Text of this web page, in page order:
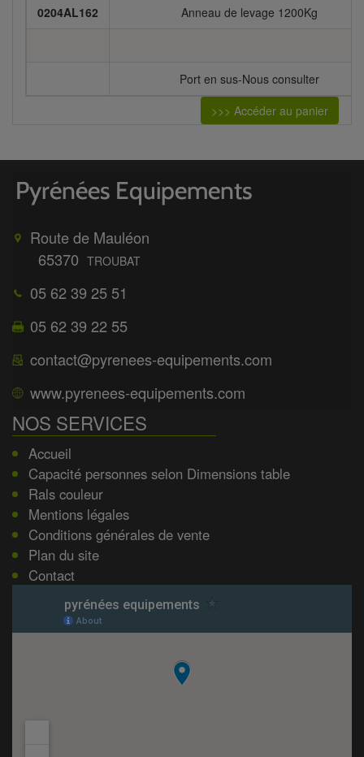
0204AL162 Anneau de levage 1200Kg
Port en sus-Nous consulter
>>> Accéder au panier
Route de Mauléon
65370 TROUBAT
05 62 39 25 51
05 62 39 22 55
contact@pyrenees-equipements.com
www.pyrenees-equipements.com
NOS SERVICES
Accueil
Capacité personnes selon Dimensions table
Rals couleur
Mentions légales
Conditions générales de vente
Plan du site
Contact